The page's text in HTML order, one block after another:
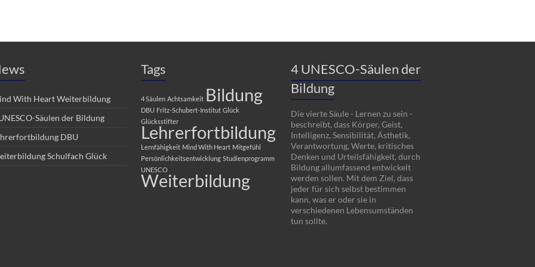
With Heart Weiterbildung
Säulen der Bildung
DBU
Schulfach Glück
Tags
4 Säulen Achtsamkeit Bildung
DBU Fritz-Schubert-Institut Glück
Glücksstifter
Lehrerfortbildung
Lernfähigkeit Mind With Heart Mitgefühl
Persönlichkeitsentwicklung Studienprogramm
UNESCO
Weiterbildung
4 UNESCO-Säulen der
Bildung
Die vierte Säule - Lernen zu sein -
beschreibt, dass Körper, Geist,
Intelligenz, Sensibilität, Ästhetik,
Verantwortung, Werte, kritisches
Denken und Urteilsfähigkeit, durch
Bildung allumfassend entwickelt
werden sollen. Mit dem Ziel, dass
jeder für sich selbst bestimmen
kann, was er oder sie in
verschiedenen Lebensumständen
tun sollte.